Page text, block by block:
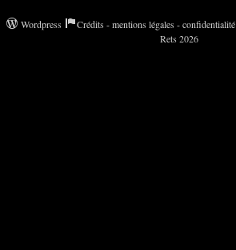
Wordpress Crédits - mentions légales - confidentialité
Rets 2026